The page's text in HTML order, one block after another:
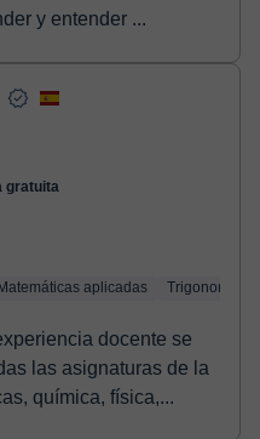
y entender ...
gratuita
Matemáticas aplicadas Trigonometría
docente se
las asignaturas de la
química, física,...